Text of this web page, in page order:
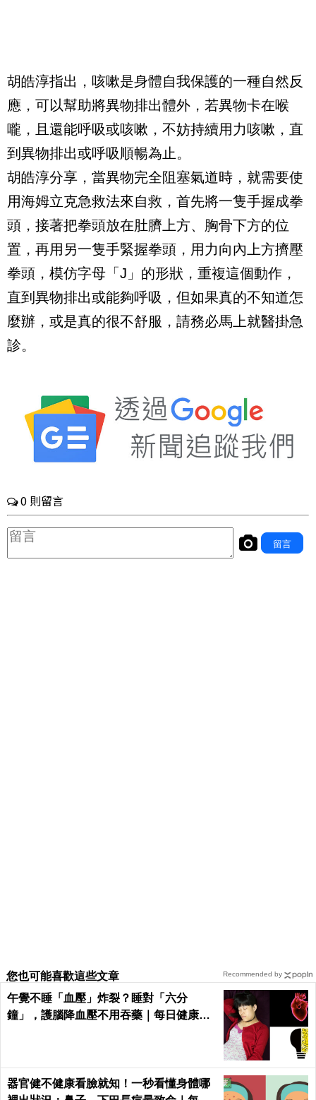
胡皓淳指出，咳嗽是身體自我保護的一種自然反
應，可以幫助將異物排出體外，若異物卡在喉
嚨，且還能呼吸或咳嗽，不妨持續用力咳嗽，直
到異物排出或呼吸順暢為止。
胡皓淳分享，當異物完全阻塞氣道時，就需要使
用海姆立克急救法來自救，首先將一隻手握成拳
頭，接著把拳頭放在肚臍上方、胸骨下方的位
置，再用另一隻手緊握拳頭，用力向內上方擠壓
拳頭，模仿字母「J」的形狀，重複這個動作，
直到異物排出或能夠呼吸，但如果真的不知道怎
麼辦，或是真的很不舒服，請務必馬上就醫掛急
診。
您也可能喜歡這些文章
午覺不睡「血壓」炸裂？睡對「六分
鐘」，護腦降血壓不用吞藥｜每日健康He
器官健不健康看臉就知！一秒看懂身體哪
Recommended by